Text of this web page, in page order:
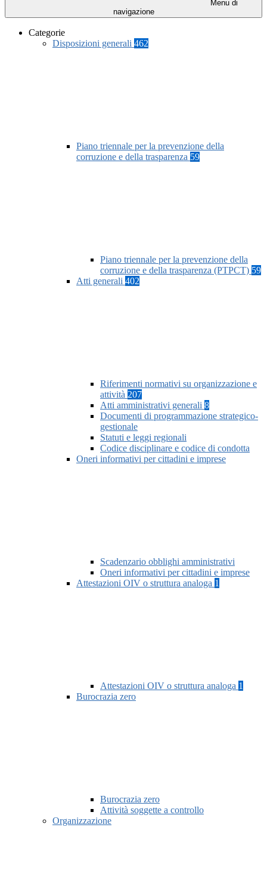
Menu di
navigazione
Categorie
Disposizioni generali 462
Piano triennale per la prevenzione della
corruzione e della trasparenza 59
Piano triennale per la prevenzione della
corruzione e della trasparenza (PTPCT) 59
Atti generali 402
Riferimenti normativi su organizzazione e
attività 207
Atti amministrativi generali 8
Documenti di programmazione strategico-
gestionale
Statuti e leggi regionali
Codice disciplinare e codice di condotta
Oneri informativi per cittadini e imprese
Scadenzario obblighi amministrativi
Oneri informativi per cittadini e imprese
Attestazioni OIV o struttura analoga 1
Attestazioni OIV o struttura analoga 1
Burocrazia zero
Burocrazia zero
Attività soggette a controllo
Organizzazione